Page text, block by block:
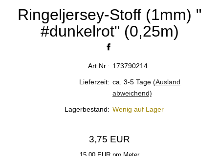
Ringeljersey-Stoff (1mm) "
#dunkelrot" (0,25m)
Art.Nr.: 173790214
Lieferzeit: ca. 3-5 Tage (Ausland
abweichend)
Lagerbestand: Wenig auf Lager
3,75 EUR